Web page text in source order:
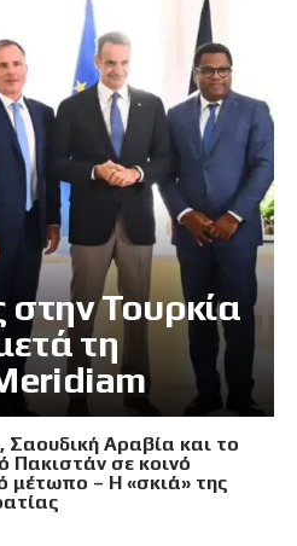
στην Τουρκία
τη
Σαουδική Αραβία και το
Πακιστάν σε κοινό
μέτωπο – Η «σκιά» της